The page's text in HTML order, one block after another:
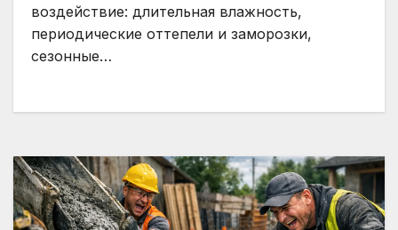
воздействие: длительная влажность,
периодические оттепели и заморозки,
сезонные…